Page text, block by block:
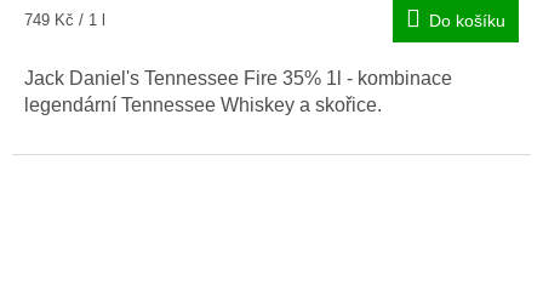
5,0
hvězdiček.
Měrná
749 Kč / 1 l Do košíku
Jack Daniel's Tennessee Fire 35% 1l - kombinace
legendární Tennessee Whiskey a skořice.